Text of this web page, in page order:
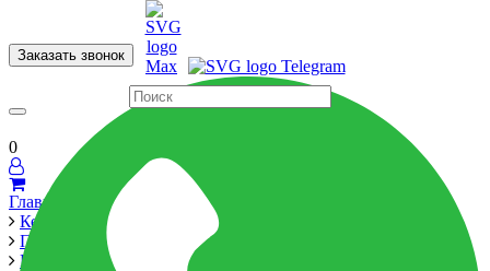
Заказать звонок
60x120 60x60 Для ванной Для кухни
0
Главная
Керамика
Производители
Belmar